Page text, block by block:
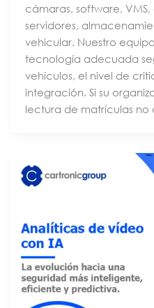
cámaras, software,
servidores,
vehicular. Nuestro
tecnología adecuada
vehículos, el nivel de
integración. Si su
lectura de matrículas